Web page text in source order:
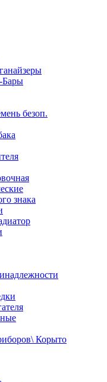
Бары
безоп.
знака
Корыто